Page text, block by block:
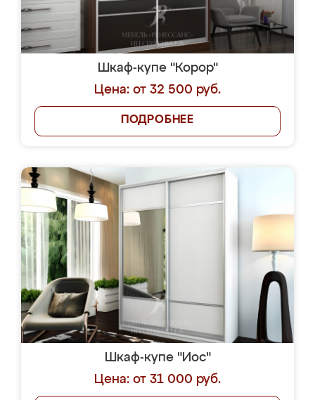
Шкаф-купе "Корор"
Цена: от 32 500 руб.
ПОДРОБНЕЕ
Шкаф-купе "Иос"
Цена: от 31 000 руб.